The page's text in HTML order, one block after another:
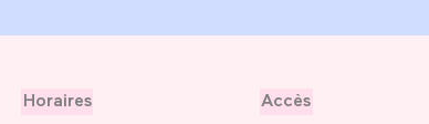
Horaires
Accès